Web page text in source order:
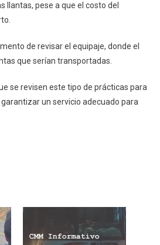
llantas, pese a que el costo del
de revisar el equipaje, donde el
que serían transportadas.
se revisen este tipo de prácticas para
un servicio adecuado para